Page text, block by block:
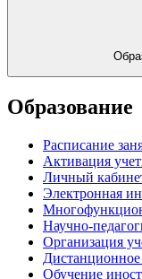
Образование
Расписание
Активация
Личный
Электронная
Научно-
Организация
Дистанционное
Обучение